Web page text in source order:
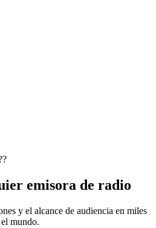
emisora de radio
y el alcance de audiencia en miles
mundo.